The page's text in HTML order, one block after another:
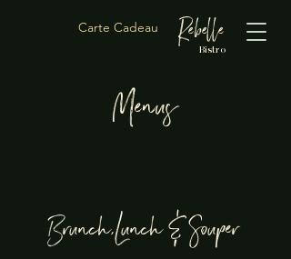
Carte Cadeau Rebelle
Bistro
Menus
Brunch,Lunch & Souper